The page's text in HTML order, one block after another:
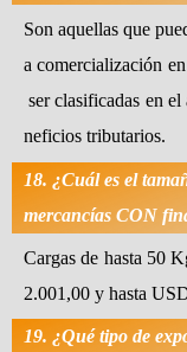
Son aquellas que
a comercialización
ser clasificadas en
neficios tributarios.
18. ¿Cuál es el
mercancías CON
Cargas de hasta 50
2.001,00 y hasta
19. ¿Qué tipo de